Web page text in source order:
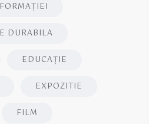
DURABILA
EDUCAŢIE
EXPOZITIE
FILM